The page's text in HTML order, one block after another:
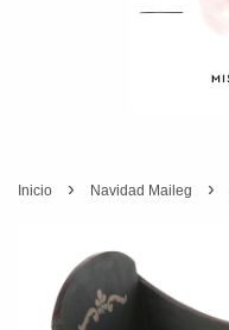
Inicio › Navidad Maileg ›